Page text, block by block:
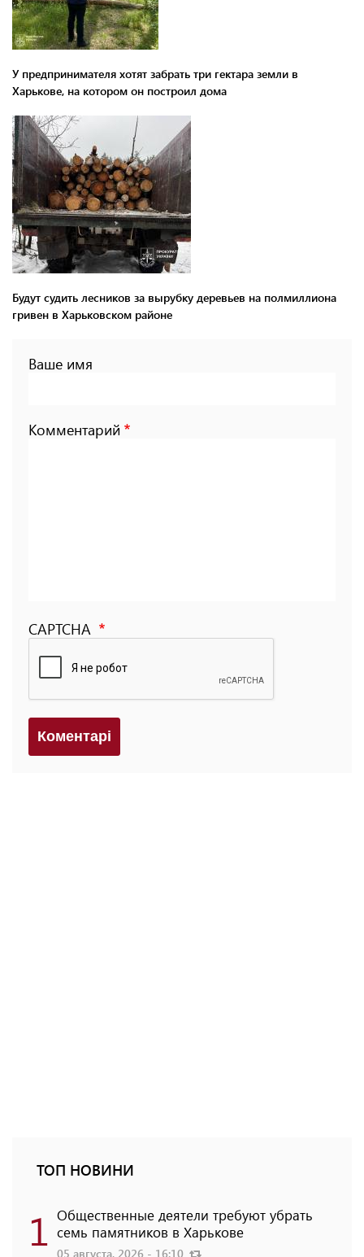
У предпринимателя хотят забрать три гектара земли в
Харькове, на котором он построил дома
Будут судить лесников за вырубку деревьев на полмиллиона
гривен в Харьковском районе
Ваше имя
Комментарий
CAPTCHA
Коментарi
ТОП НОВИНИ
1 Общественные деятели требуют убрать
семь памятников в Харькове
05 августа, 2026 - 16:10